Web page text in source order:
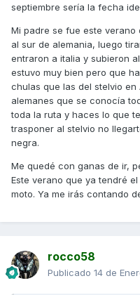
septiembre sería la fecha
Mi padre se fue este
al sur de alemania, luego
entraron a italia y subieron
estuvo muy bien pero que
chulas que las del stelvio
alemanes que se conocía
toda la ruta y haces lo que
trasponer al stelvio no
negra.
Me quedé con ganas de ir,
Este verano que ya tendré
moto. Ya me irás contando
rocco58
Publicado 14 de